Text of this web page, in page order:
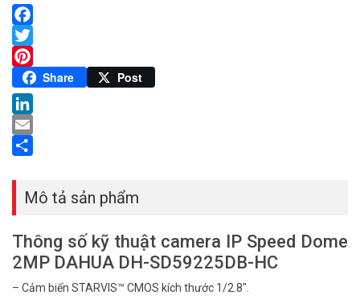
Facebook
Twitter
Pinterest
Share Post
LinkedIn
Email
Mô tả sản phẩm
Thông số kỹ thuật camera IP Speed Dome
2MP DAHUA DH-SD59225DB-HC
– Cảm biến STARVIS™ CMOS kích thước 1/2.8″.